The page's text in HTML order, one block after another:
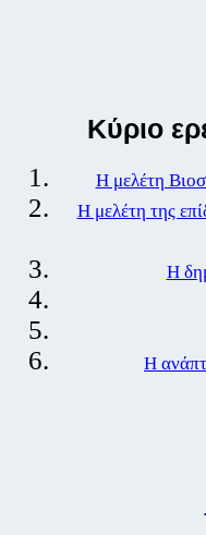
Kύριο
Η μελέτη
Η μελέτη της
Η
Η